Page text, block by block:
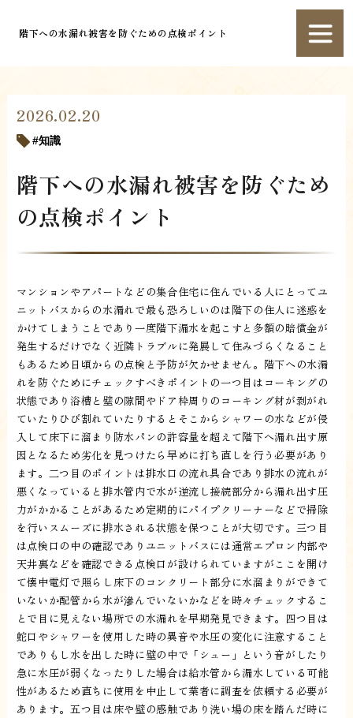
階下への水漏れ被害を防ぐための点検ポイント
2026.02.20
知識
階下への水漏れ被害を防ぐため
の点検ポイント
マンションやアパートなどの集合住宅に住んでいる人にとってユ
ニットバスからの水漏れで最も恐ろしいのは階下の住人に迷惑を
かけてしまうことであり一度階下漏水を起こすと多額の賠償金が
発生するだけでなく近隣トラブルに発展して住みづらくなること
もあるため日頃からの点検と予防が欠かせません。階下への水漏
れを防ぐためにチェックすべきポイントの一つ目はコーキングの
状態であり浴槽と壁の隙間やドア枠周りのコーキング材が剥がれ
ていたりひび割れていたりするとそこからシャワーの水などが侵
入して床下に溜まり防水パンの許容量を超えて階下へ漏れ出す原
因となるため劣化を見つけたら早めに打ち直しを行う必要があり
ます。二つ目のポイントは排水口の流れ具合であり排水の流れが
悪くなっていると排水管内で水が逆流し接続部分から漏れ出す圧
力がかかることがあるため定期的にパイプクリーナーなどで掃除
を行いスムーズに排水される状態を保つことが大切です。三つ目
は点検口の中の確認でありユニットバスには通常エプロン内部や
天井裏などを確認できる点検口が設けられていますがここを開け
て懐中電灯で照らし床下のコンクリート部分に水溜まりができて
いないか配管から水が滲んでいないかなどを時々チェックするこ
とで目に見えない場所での水漏れを早期発見できます。四つ目は
蛇口やシャワーを使用した時の異音や水圧の変化に注意すること
でありもし水を出した時に壁の中で「シュー」という音がしたり
急に水圧が弱くなったりした場合は給水管から漏水している可能
性があるため直ちに使用を中止して業者に調査を依頼する必要が
あります。五つ目は床や壁の感触であり洗い場の床を踏んだ時に